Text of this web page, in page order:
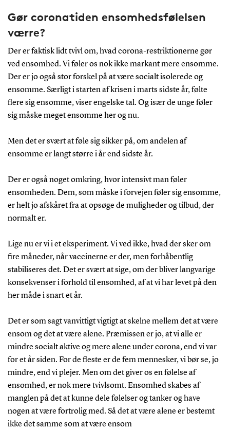
Gør coronatiden ensomhedsfølelsen
værre?
Der er faktisk lidt tvivl om, hvad corona-restriktionerne gør
ved ensomhed. Vi føler os nok ikke markant mere ensomme.
Der er jo også stor forskel på at være socialt isolerede og
ensomme. Særligt i starten af krisen i marts sidste år, følte
flere sig ensomme, viser engelske tal. Og især de unge føler
sig måske meget ensomme her og nu.
Men det er svært at føle sig sikker på, om andelen af
ensomme er langt større i år end sidste år.
Der er også noget omkring, hvor intensivt man føler
ensomheden. Dem, som måske i forvejen føler sig ensomme,
er helt jo afskåret fra at opsøge de muligheder og tilbud, der
normalt er.
Lige nu er vi i et eksperiment. Vi ved ikke, hvad der sker om
fire måneder, når vaccinerne er der, men forhåbentlig
stabiliseres det. Det er svært at sige, om der bliver langvarige
konsekvenser i forhold til ensomhed, af at vi har levet på den
her måde i snart et år.
Det er som sagt vanvittigt vigtigt at skelne mellem det at være
ensom og det at være alene. Præmissen er jo, at vi alle er
mindre socialt aktive og mere alene under corona, end vi var
for et år siden. For de fleste er de fem mennesker, vi bør se, jo
mindre, end vi plejer. Men om det giver os en følelse af
ensomhed, er nok mere tvivlsomt. Ensomhed skabes af
manglen på det at kunne dele følelser og tanker og have
nogen at være fortrolig med. Så det at være alene er bestemt
ikke det samme som at være ensom